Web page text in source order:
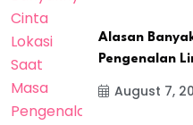
Alasan
Pengenalan
August 7,